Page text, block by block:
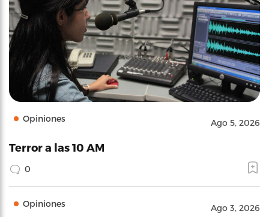
Opiniones Ago 5, 2026
Terror a las 10 AM
0
Opiniones Ago 3, 2026